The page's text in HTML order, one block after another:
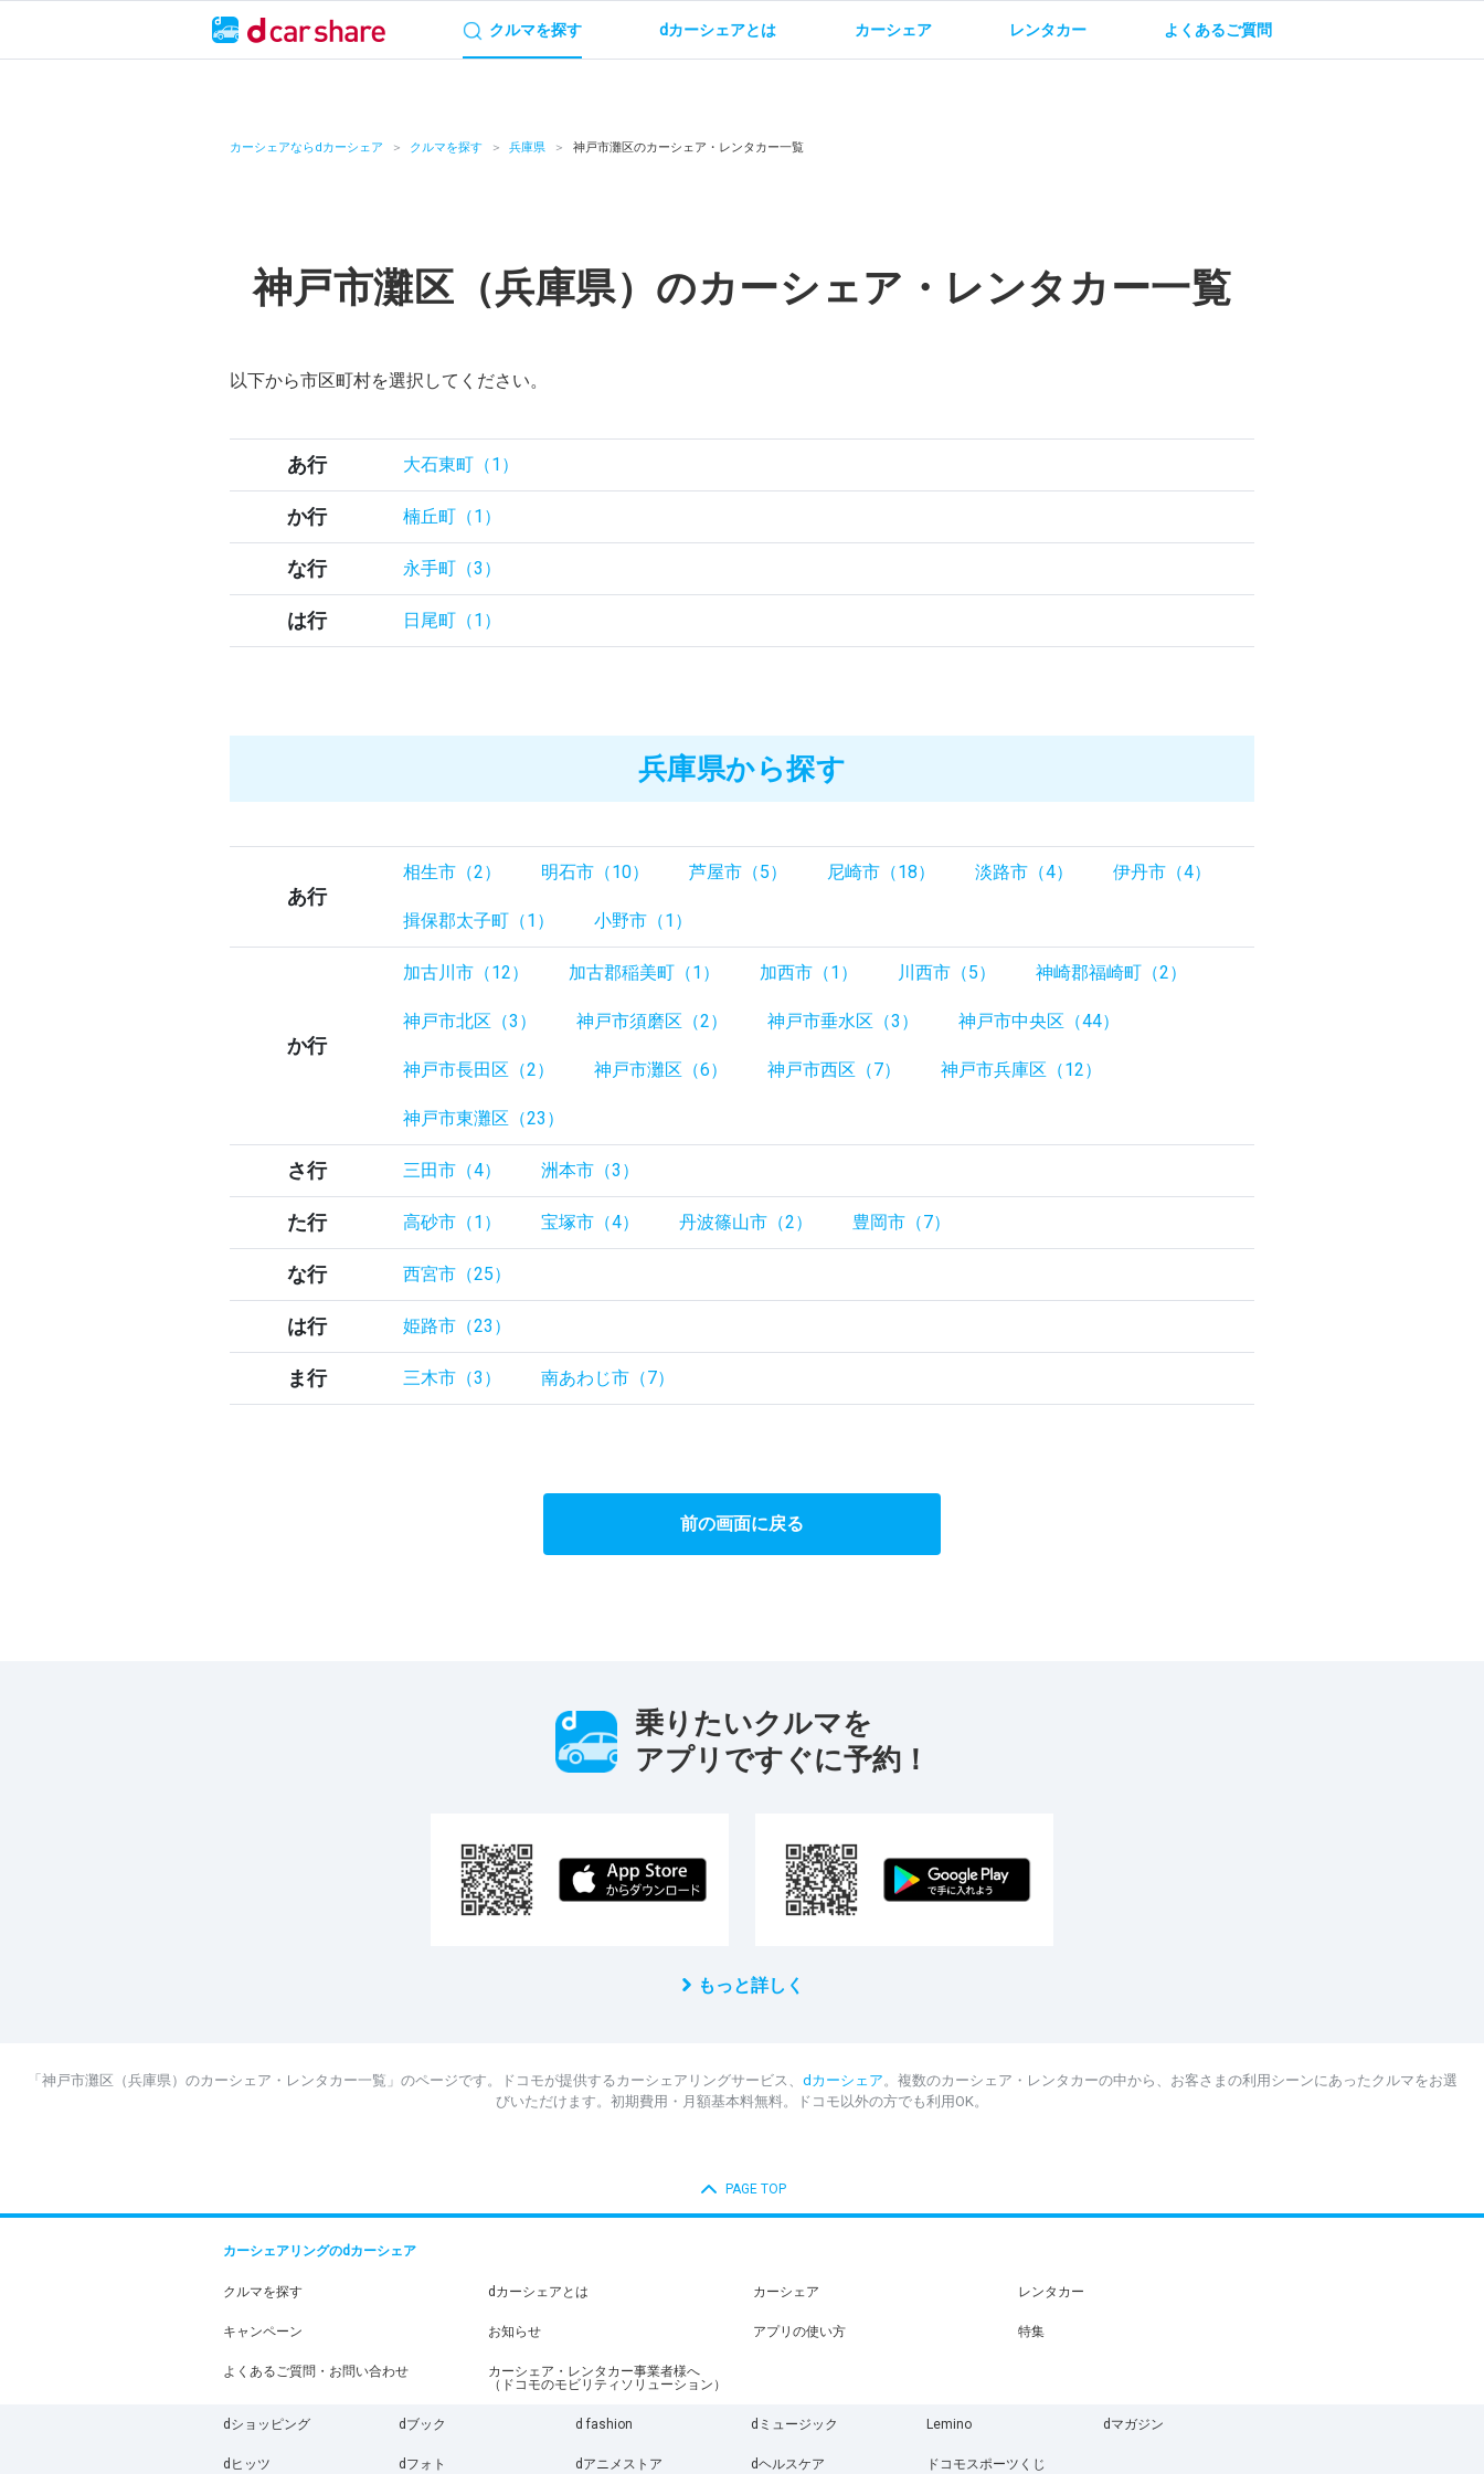
クルマを探す dカーシェアとは カーシェア レンタカー よくあるご質問
カーシェアならdカーシェア クルマを探す 兵庫県 神戸市灘区のカーシェア・レンタカー一覧
神戸市灘区（兵庫県）のカーシェア・レンタカー一覧
以下から市区町村を選択してください。
あ行 大石東町（1）
か行 楠丘町（1）
な行 永手町（3）
は行 日尾町（1）
兵庫県から探す
あ行
相生市（2） 明石市（10） 芦屋市（5） 尼崎市（18） 淡路市（4） 伊丹市（4）
揖保郡太子町（1） 小野市（1）
か行
加古川市（12） 加古郡稲美町（1） 加西市（1） 川西市（5） 神崎郡福崎町（2）
神戸市北区（3） 神戸市須磨区（2） 神戸市垂水区（3） 神戸市中央区（44）
神戸市長田区（2） 神戸市灘区（6） 神戸市西区（7） 神戸市兵庫区（12）
神戸市東灘区（23）
さ行 三田市（4） 洲本市（3）
た行 高砂市（1） 宝塚市（4） 丹波篠山市（2） 豊岡市（7）
な行 西宮市（25）
は行 姫路市（23）
ま行 三木市（3） 南あわじ市（7）
前の画面に戻る
乗りたいクルマを
アプリですぐに予約！
もっと詳しく
「神戸市灘区（兵庫県）のカーシェア・レンタカー一覧」のページです。ドコモが提供するカーシェアリングサービス、 dカーシェア。複数のカーシェア・レンタカーの中から、お客さまの利用シーンにあったクルマをお選
びいただけます。初期費用・月額基本料無料。ドコモ以外の方でも利用OK。
PAGE TOP
カーシェアリングのdカーシェア
クルマを探す dカーシェアとは カーシェア レンタカー
キャンペーン お知らせ アプリの使い方 特集
よくあるご質問・お問い合わせ
カーシェア・レンタカー事業者様へ
（ドコモのモビリティソリューション）
dショッピング dブック d fashion dミュージック Lemino dマガジン
dヒッツ dフォト dアニメストア dヘルスケア ドコモスポーツくじ
よくあるご質問・お問い合わせ
アプリの使い方